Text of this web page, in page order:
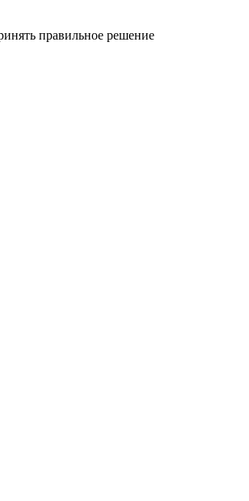
правильное решение